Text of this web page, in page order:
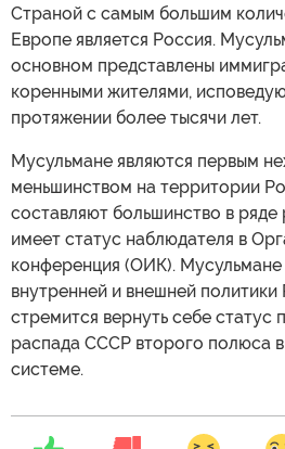
Страной с самым большим
Европе является Россия.
основном представлены
коренными жителями,
протяжении более тысячи лет.
Мусульмане являются первым
меньшинством на территории
составляют большинство в ряде
имеет статус наблюдателя в
конференция (ОИК). Мусульмане
внутренней и внешней политики
стремится вернуть себе статус
распада СССР второго полюса
системе.